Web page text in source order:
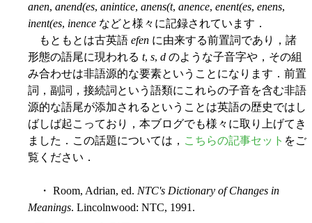
anen, anend(es, anintice, anens(t, anence, enent(es, enens,
inent(es, inence などと様々に記録されています．
もともとは古英語 efen に由来する前置詞であり，諸
形態の語尾に現われる t, s, d のような子音字や，その組
み合わせは非語源的な要素ということになります．前置
詞，副詞，接続詞という語類にこれらの子音を含む非語
源的な語尾が添加されるということは英語の歴史ではし
ばしば起こっており，本ブログでも様々に取り上げてき
ました．この話題については， こちらの記事セット をご
覧ください．
・ Room, Adrian, ed. NTC's Dictionary of Changes in
Meanings. Lincolnwood: NTC, 1991.